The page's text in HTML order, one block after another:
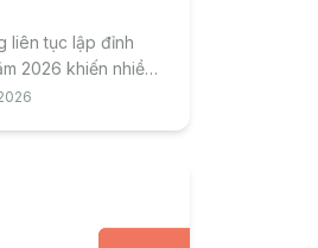
liên tục lập đỉnh
2026 khiến nhiều
hữu vàng băn
vẫn giữ tài sản?
tích chi tiết.